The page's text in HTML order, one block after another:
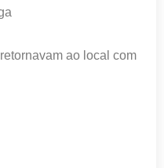
ao local com